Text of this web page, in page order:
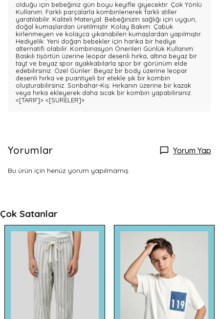
olduğu için bebeğiniz gün boyu keyifle giyecektir. Çok Yönlü
Kullanım: Farklı parçalarla kombinlenerek farklı stiller
yaratılabilir. Kaliteli Materyal: Bebeğinizin sağlığı için uygun,
doğal kumaşlardan üretilmiştir. Kolay Bakım: Çabuk
kirlenmeyen ve kolayca yıkanabilen kumaşlardan yapılmıştır.
Hediyelik: Yeni doğan bebekler için harika bir hediye
alternatifi olabilir. Kombinasyon Önerileri Günlük Kullanım:
Baskılı tişörtün üzerine leopar desenli hırka, altına beyaz bir
tayt ve beyaz spor ayakkabılarla spor bir görünüm elde
edebilirsiniz. Özel Günler: Beyaz bir body üzerine leopar
desenli hırka ve puantiyeli bir etekle şık bir kombin
oluşturabilirsiniz. Sonbahar-Kış: Hırkanın üzerine bir kazak
veya hırka ekleyerek daha sıcak bir kombin yapabilirsiniz.
<[TARIF]> <[SURELER]>
Yorumlar Yorum Yap
Bu ürün için henüz yorum yapılmamış.
Çok Satanlar